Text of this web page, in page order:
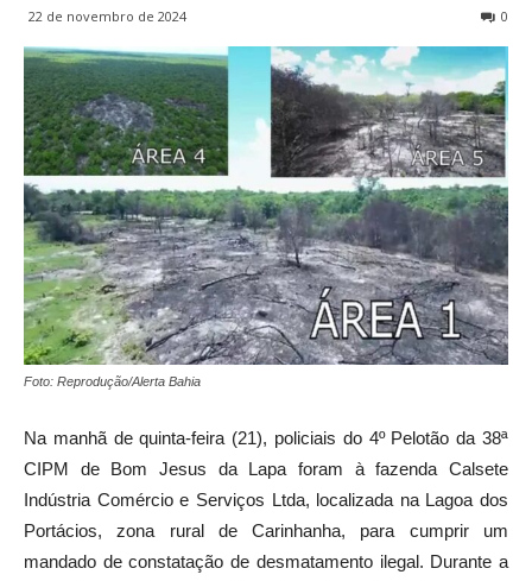
22 de novembro de 2024 0
Foto: Reprodução/Alerta Bahia
Na manhã de quinta-feira (21), policiais do 4º Pelotão da 38ª
CIPM de Bom Jesus da Lapa foram à fazenda Calsete
Indústria Comércio e Serviços Ltda, localizada na Lagoa dos
Portácios, zona rural de Carinhanha, para cumprir um
mandado de constatação de desmatamento ilegal. Durante a